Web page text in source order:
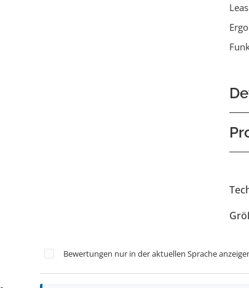
Bewertungen nur in der aktuellen Sprache